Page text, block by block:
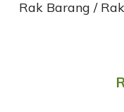
Rak Barang /